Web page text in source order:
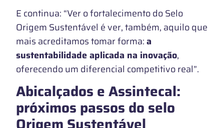
E continua: “Ver o fortalecimento do Selo
Origem Sustentável é ver, também, aquilo que
mais acreditamos tomar forma:a
sustentabilidade aplicada na inovação,
oferecendo um diferencial competitivo real”.
Abicalçados e Assintecal:
próximos passos do selo